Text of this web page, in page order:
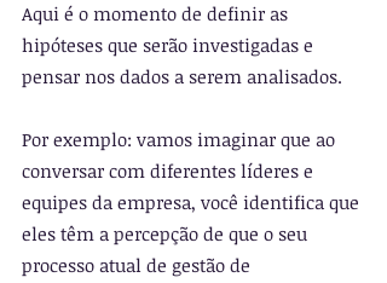
Aqui é o momento de definir as
hipóteses que serão investigadas e
pensar nos dados a serem analisados.
Por exemplo: vamos imaginar que ao
conversar com diferentes líderes e
equipes da empresa, você identifica que
eles têm a percepção de que o seu
processo atual de gestão de